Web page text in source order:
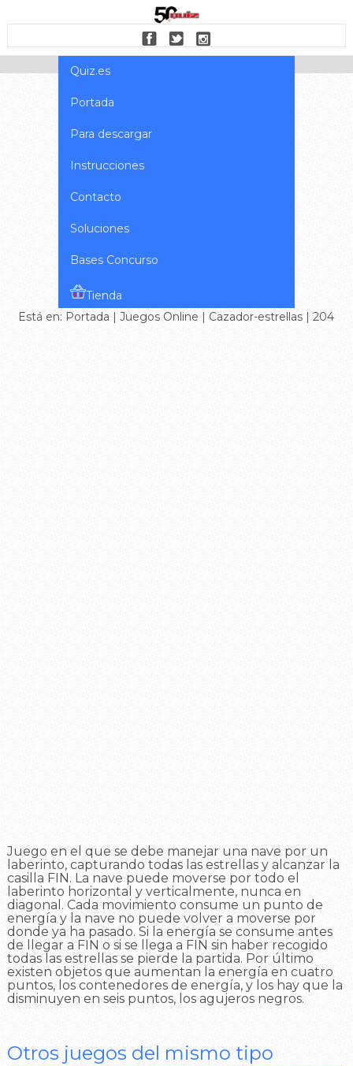
Quiz.es
Portada
Para descargar
Instrucciones
Contacto
Soluciones
Bases Concurso
Tienda
Está en: Portada | Juegos Online | Cazador-estrellas| 204
Juego en el que se debe manejar una nave por un
laberinto, capturando todas las estrellas y alcanzar la
casilla FIN. La nave puede moverse por todo el
laberinto horizontal y verticalmente, nunca en
diagonal. Cada movimiento consume un punto de
energía y la nave no puede volver a moverse por
donde ya ha pasado. Si la energía se consume antes
de llegar a FIN o si se llega a FIN sin haber recogido
todas las estrellas se pierde la partida. Por último
existen objetos que aumentan la energía en cuatro
puntos, los contenedores de energía, y los hay que la
disminuyen en seis puntos, los agujeros negros.
Otros juegos del mismo tipo